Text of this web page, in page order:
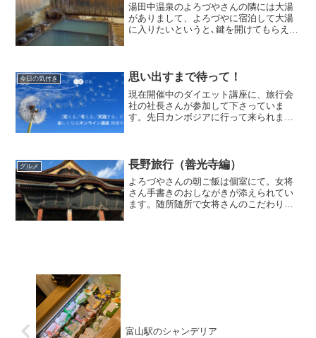
湯田中温泉のよろづやさんの隣には大湯
がありまして、よろづやに宿泊して大湯
に入りたいというと､鍵を開けてもらえま
順）は幕末から明治期のお...
今日の気付き 思い出すまで待って！
現在開催中のダイエット講座に、旅行会
社の社長さんが参加して下さっていま
す。先日カンボジアに行って来られまし
アと聞いてなんとも切ない思...
グルメ 長野旅行（善光寺編）
よろづやさんの朝ご飯は個室にて。女将
さん手書きのおしながきが添えられてい
ます。随所随所で女将さんのこだわりが
富山駅のシャンデリア